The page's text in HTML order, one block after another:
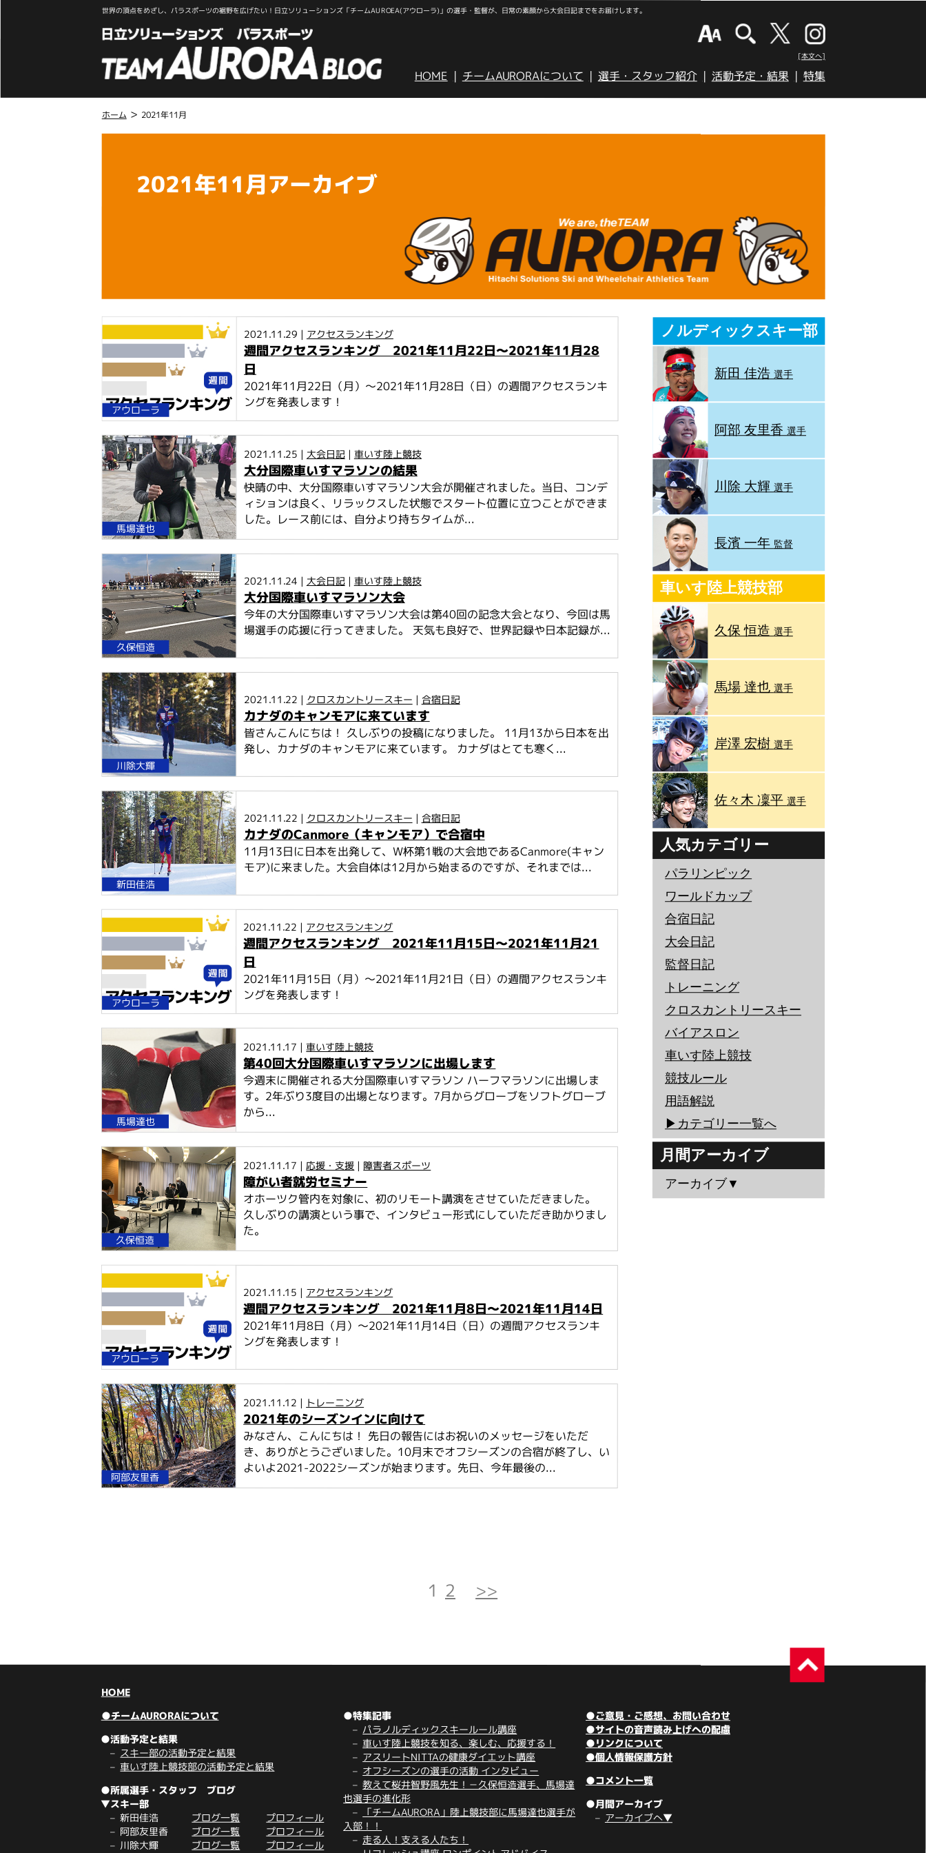
世界の頂点をめざし、パラスポーツの裾野を広げたい！日立ソリューションズ「チームAUROEA(アウローラ)」の選手・監督が、日常の素顔から大会日記までをお届けします。
[本文へ]
HOME チームAURORAについて 選手・スタッフ紹介 活動予定・結果 特集
ホーム > 2021年11月
2021年11月アーカイブ
アウローラ
2021.11.29 | アクセスランキング
週間アクセスランキング 2021年11月22日～2021年11月28
日
2021年11月22日（月）～2021年11月28日（日）の週間アクセスランキ
ングを発表します！
馬場達也
2021.11.25 | 大会日記| 車いす陸上競技
大分国際車いすマラソンの結果
快晴の中、大分国際車いすマラソン大会が開催されました。当日、コンデ
ィションは良く、リラックスした状態でスタート位置に立つことができま
した。レース前には、自分より持ちタイムが...
久保恒造
2021.11.24 | 大会日記| 車いす陸上競技
大分国際車いすマラソン大会
今年の大分国際車いすマラソン大会は第40回の記念大会となり、今回は馬
場選手の応援に行ってきました。 天気も良好で、世界記録や日本記録が...
川除大輝
2021.11.22 | クロスカントリースキー | 合宿日記
カナダのキャンモアに来ています
皆さんこんにちは！ 久しぶりの投稿になりました。 11月13から日本を出
発し、カナダのキャンモアに来ています。 カナダはとても寒く...
新田佳浩
2021.11.22 | クロスカントリースキー | 合宿日記
カナダのCanmore（キャンモア）で合宿中
11月13日に日本を出発して、W杯第1戦の大会地であるCanmore(キャン
モア)に来ました。大会自体は12月から始まるのですが、それまでは...
アウローラ
2021.11.22 | アクセスランキング
週間アクセスランキング 2021年11月15日～2021年11月21
日
2021年11月15日（月）～2021年11月21日（日）の週間アクセスランキ
ングを発表します！
馬場達也
2021.11.17 |車いす陸上競技
第40回大分国際車いすマラソンに出場します
今週末に開催される大分国際車いすマラソン ハーフマラソンに出場しま
す。2年ぶり3度目の出場となります。7月からグローブをソフトグローブ
から...
久保恒造
2021.11.17 |応援・支援 | 障害者スポーツ
障がい者就労セミナー
オホーツク管内を対象に、初のリモート講演をさせていただきました。
久しぶりの講演という事で、インタビュー形式にしていただき助かりまし
た。
アウローラ
2021.11.15 | アクセスランキング
週間アクセスランキング 2021年11月8日～2021年11月14日
2021年11月8日（月）～2021年11月14日（日）の週間アクセスランキ
ングを発表します！
阿部友里香
2021.11.12 | トレーニング
2021年のシーズンインに向けて
みなさん、こんにちは！ 先日の報告にはお祝いのメッセージをいただ
き、ありがとうございました。10月末でオフシーズンの合宿が終了し、い
よいよ2021-2022シーズンが始まります。先日、今年最後の...
ノルディックスキー部
新田 佳浩選手
阿部 友里香 選手
川除 大輝 選手
長濱 一年 監督
車いす陸上競技部
久保 恒造 選手
馬場 達也 選手
岸澤 宏樹 選手
佐々木 凜平 選手
人気カテゴリー
パラリンピック
ワールドカップ
合宿日記
大会日記
監督日記
トレーニング
クロスカントリースキー
バイアスロン
車いす陸上競技
競技ルール
用語解説
▶︎カテゴリー一覧へ
月間アーカイブ
アーカイブ▼
1 2 >>
HOME
●チームAURORAについて
●活動予定と結果
スキー部の活動予定と結果
車いす陸上競技部の活動予定と結果
●所属選手・スタッフ ブログ
▼スキー部
新田佳浩 ブログ一覧 プロフィール
阿部友里香 ブログ一覧 プロフィール
川除大輝 ブログ一覧 プロフィール
●特集記事
パラノルディックスキールール講座
車いす陸上競技を知る、楽しむ、応援する！
アスリートNITTAの健康ダイエット講座
オフシーズンの選手の活動 インタビュー
教えて桜井智野風先生！－久保恒造選手、馬場達
也選手の進化形
「チームAURORA」陸上競技部に馬場達也選手が
入部！！
走る人！支える人たち！
●ご意見・ご感想、お問い合わせ
●サイトの音声読み上げへの配慮
●リンクについて
●個人情報保護方針
●コメント一覧
●月間アーカイブ
アーカイブへ▼